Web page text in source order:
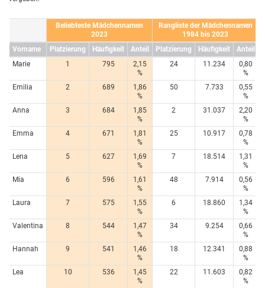
Beliebteste Mädchennamen
2023
Rangliste der Mädchennamen
1984 bis 2023
Vorname
Platzierung Häufigkeit Anteil Platzierung Häufigkeit
Anteil
Marie
1 795
2,15
%
24 11.234
0,80
%
Emilia
2 689
1,86
%
50 7.733
0,55
%
Anna
3 684
1,85
%
2 31.037
2,20
%
Emma
4 671
1,81
%
25 10.917
0,78
%
Lena
5 627
1,69
%
7 18.514
1,31
%
Mia
6 596
1,61
%
48 7.914
0,56
%
Laura
7 575
1,55
%
6 18.860
1,34
%
Valentina
8 544
1,47
%
34 9.254
0,66
%
Hannah
9 541
1,46
%
18 12.341
0,88
%
Lea
10 536
1,45
%
22 11.603
0,82
%